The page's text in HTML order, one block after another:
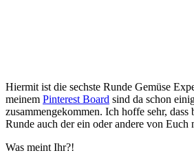
Hiermit ist die sechste Runde Gemüse
meinem Pinterest Board sind da schon
zusammengekommen. Ich hoffe sehr, dass
Runde auch der ein oder andere von Euch
Was meint Ihr?!